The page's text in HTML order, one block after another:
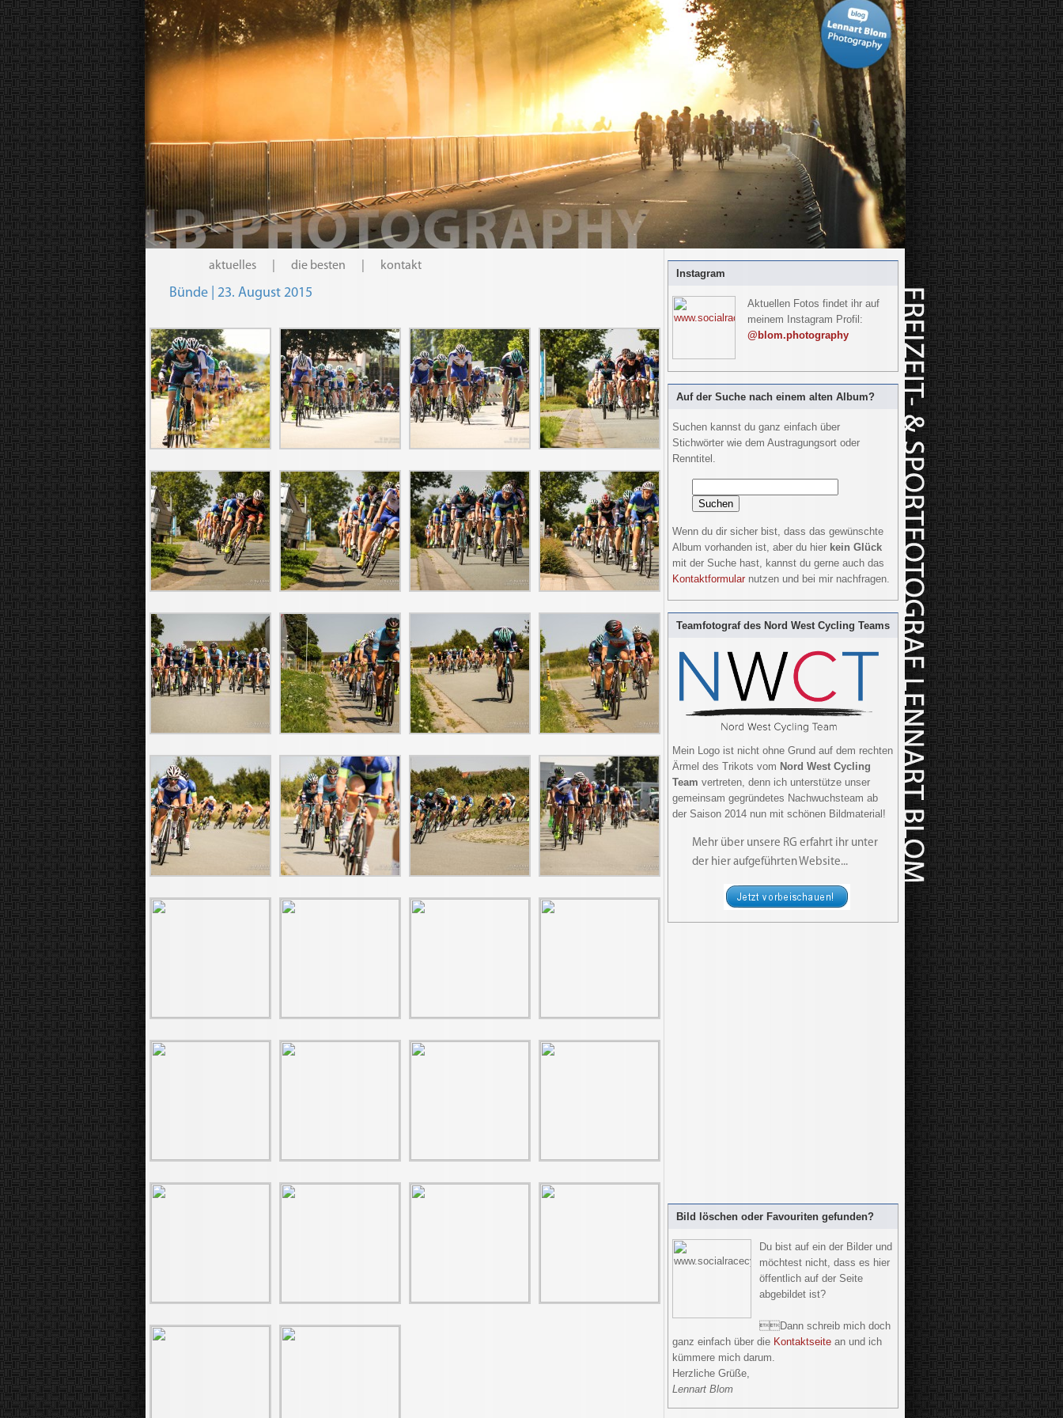
aktuelles die besten kontakt
Bünde | 23. August 2015
Instagram
Aktuellen Fotos findet ihr auf
meinem Instagram Profil:
@blom.photography
Auf der Suche nach einem alten Album?
Suchen kannst du ganz einfach über
Stichwörter wie dem Austragungsort oder
Renntitel.
Wenn du dir sicher bist, dass das gewünschte
Album vorhanden ist, aber du hier kein Glück
mit der Suche hast, kannst du gerne auch das
Kontaktformularnutzen und bei mir nachfragen.
Teamfotograf des Nord West Cycling Teams
Mein Logo ist nicht ohne Grund auf dem rechten
Ärmel des Trikots vom Nord West Cycling
Team vertreten, denn ich unterstütze unser
gemeinsam gegründetes Nachwuchsteam ab
der Saison 2014 nun mit schönen Bildmaterial!
Mehr über unsere RG erfahrt ihr unter
der hier aufgeführten Website...
Bild löschen oder Favouriten gefunden?
Du bist auf ein der Bilder und
möchtest nicht, dass es hier
öffentlich auf der Seite
abgebildet ist?
Dann schreib mich doch
ganz einfach über die Kontaktseitean und ich
kümmere mich darum.
Herzliche Grüße,
Lennart Blom